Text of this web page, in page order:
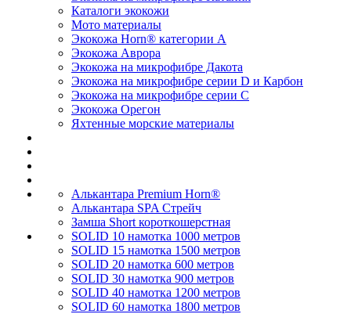
Каталоги экокожи
Мото материалы
Экокожа Horn® категории A
Экокожа Аврора
Экокожа на микрофибре Дакота
Экокожа на микрофибре серии D и Карбон
Экокожа на микрофибре серии С
Экокожа Орегон
Яхтенные морские материалы
Алькантара Premium Horn®
Алькантара SPA Стрейч
Замша Short короткошерстная
SOLID 10 намотка 1000 метров
SOLID 15 намотка 1500 метров
SOLID 20 намотка 600 метров
SOLID 30 намотка 900 метров
SOLID 40 намотка 1200 метров
SOLID 60 намотка 1800 метров